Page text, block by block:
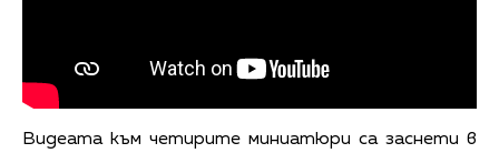
Видеата към четирите миниатюри са заснети в